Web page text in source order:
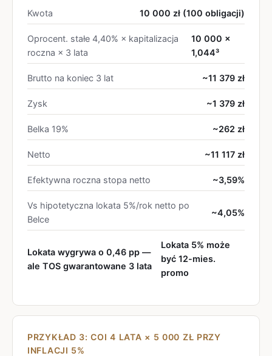
Kwota 10 000 zł (100 obligacji)
Oprocent. stałe 4,40% × kapitalizacja
roczna × 3 lata
10 000 ×
1,044³
Brutto na koniec 3 lat ~11 379 zł
Zysk ~1 379 zł
Belka 19% ~262 zł
Netto ~11 117 zł
Efektywna roczna stopa netto ~3,59%
Vs hipotetyczna lokata 5%/rok netto po
Belce
~4,05%
Lokata wygrywa o 0,46 pp —
ale TOS gwarantowane 3 lata
Lokata 5% może
być 12-mies.
promo
PRZYKŁAD 3: COI 4 LATA × 5 000 ZŁ PRZY
INFLACJI 5%